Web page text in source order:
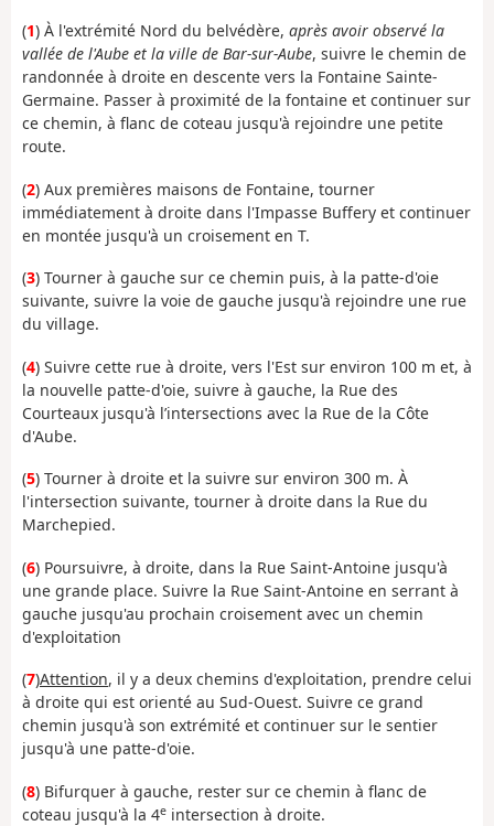
(1) À l'extrémité Nord du belvédère, après avoir observé la
vallée de l'Aube et la ville de Bar-sur-Aube, suivre le chemin de
randonnée à droite en descente vers la Fontaine Sainte-
Germaine. Passer à proximité de la fontaine et continuer sur
ce chemin, à flanc de coteau jusqu'à rejoindre une petite
route.
(2) Aux premières maisons de Fontaine, tourner
immédiatement à droite dans l'Impasse Buffery et continuer
en montée jusqu'à un croisement en T.
(3) Tourner à gauche sur ce chemin puis, à la patte-d'oie
suivante, suivre la voie de gauche jusqu'à rejoindre une rue
du village.
(4) Suivre cette rue à droite, vers l'Est sur environ 100 m et, à
la nouvelle patte-d'oie, suivre à gauche, la Rue des
Courteaux jusqu'à l’intersections avec la Rue de la Côte
d'Aube.
(5) Tourner à droite et la suivre sur environ 300 m. À
l'intersection suivante, tourner à droite dans la Rue du
Marchepied.
(6) Poursuivre, à droite, dans la Rue Saint-Antoine jusqu'à
une grande place. Suivre la Rue Saint-Antoine en serrant à
gauche jusqu'au prochain croisement avec un chemin
d'exploitation
(7)Attention, il y a deux chemins d'exploitation, prendre celui
à droite qui est orienté au Sud-Ouest. Suivre ce grand
chemin jusqu'à son extrémité et continuer sur le sentier
jusqu'à une patte-d'oie.
(8) Bifurquer à gauche, rester sur ce chemin à flanc de
coteau jusqu'à la 4e intersection à droite.